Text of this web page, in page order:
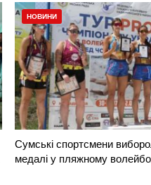
НОВИНИ
Сумські спортсмени
медалі у пляжному